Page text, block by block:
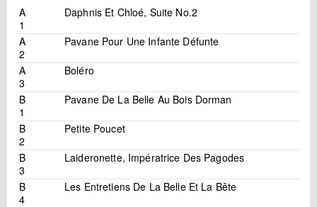
A
1
Daphnis Et Chloé, Suite No.2
A
2
Pavane Pour Une Infante Défunte
A
3
Boléro
B
1
Pavane De La Belle Au Bois Dorman
B
2
Petite Poucet
B
3
Laideronette, Impératrice Des Pagodes
B
4
Les Entretiens De La Belle Et La Bête